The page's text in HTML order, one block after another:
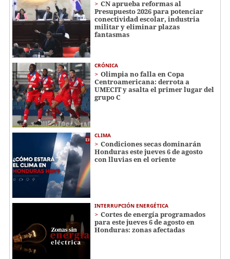
CN aprueba reformas al
Presupuesto 2026 para potenciar
conectividad escolar, industria
militar y eliminar plazas
fantasmas
CRÓNICA
Olimpia no falla en Copa
Centroamericana: derrota a
UMECIT y asalta el primer lugar del
grupo C
CLIMA
Condiciones secas dominarán
Honduras este jueves 6 de agosto
con lluvias en el oriente
INTERRUPCIÓN ENERGÉTICA
Cortes de energía programados
para este jueves 6 de agosto en
Honduras: zonas afectadas